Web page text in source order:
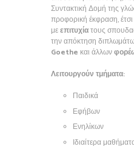
Συντακτική Δομή της
προφορική έκφραση,
μεεπιτυχίατους
την απόκτηση
Goethe και άλλων
Λειτουργούν τμήματα:
Παιδικά
Εφήβων
Ενηλίκων
Ιδιαίτερα